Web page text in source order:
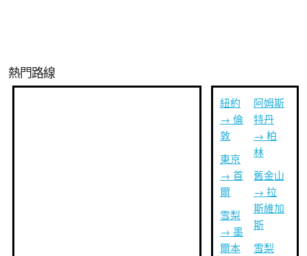
熱門路線
紐約
→ 倫
敦
東京
→ 首
爾
雪梨
→ 墨
爾本
阿姆斯
特丹
→ 柏
林
舊金山
→ 拉
斯維加
斯
雪梨